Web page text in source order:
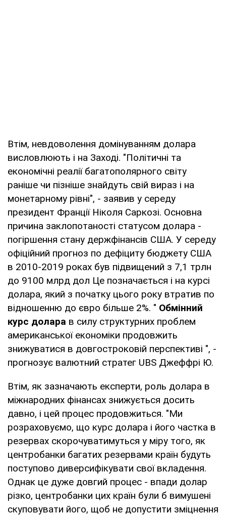
Втім, невдоволення домінуванням долара
висловлюють і на Заході. "Політичні та
економічні реалії багатополярного світу
раніше чи пізніше знайдуть свій вираз і на
монетарному рівні", - заявив у середу
президент Франції Ніколя Саркозі. Основна
причина заклопотаності статусом долара -
погіршення стану держфінансів США. У середу
офіційний прогноз по дефіциту бюджету США
в 2010-2019 роках був підвищений з 7,1 трлн
до 9100 млрд дол Це позначається і на курсі
долара, який з початку цього року втратив по
відношенню до євро більше 2%. " Обмінний
курс долара в силу структурних проблем
американської економіки продовжить
знижуватися в довгостроковій перспективі ", -
прогнозує валютний стратег UBS Джеффрі Ю.
Втім, як зазначають експерти, роль долара в
міжнародних фінансах знижується досить
давно, і цей процес продовжиться. "Ми
розраховуємо, що курс долара і його частка в
резервах скорочуватимуться у міру того, як
центробанки багатих резервами країн будуть
поступово диверсифікувати свої вкладення.
Однак це дуже довгий процес - впади долар
різко, центробанки цих країн були б вимушені
скуповувати його, щоб не допустити зміцнення